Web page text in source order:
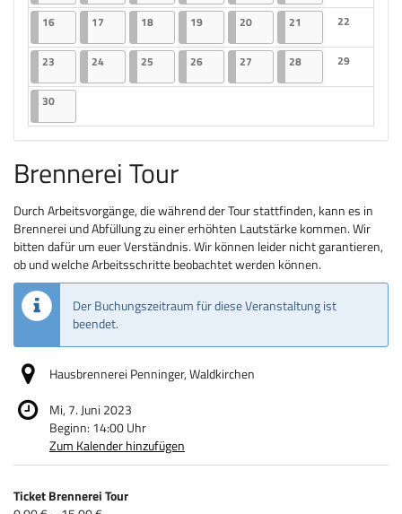
Keine
1616.09.2024
2 Veranstaltungen
17 17.09.2024
2 Veranstaltungen
1818.09.2024
2 Veranstaltungen
1919.09.2024
2 Veranstaltungen
2020.09.2024
2 Veranstaltungen
21 21.09.2024
2 Veranstaltungen
22
Keine
23 23.09.2024
2 Veranstaltungen
2424.09.2024
2 Veranstaltungen
25 25.09.2024
2 Veranstaltungen
2626.09.2024
2 Veranstaltungen
27 27.09.2024
2 Veranstaltungen
2828.09.2024
2 Veranstaltungen
29
Keine
3030.09.2024
2 Veranstaltungen
Brennerei Tour
Durch Arbeitsvorgänge, die während der Tour stattfinden, kann es in
Brennerei und Abfüllung zu einer erhöhten Lautstärke kommen. Wir
bitten dafür um euer Verständnis. Wir können leider nicht garantieren,
ob und welche Arbeitsschritte beobachtet werden können.
Der Buchungszeitraum für diese Veranstaltung ist
beendet.
Hausbrennerei Penninger, Waldkirchen
Mi, 7. Juni 2023
Beginn: 14:00Uhr
Zum Kalender hinzufügen
Produkte
Ticket Brennerei Tour